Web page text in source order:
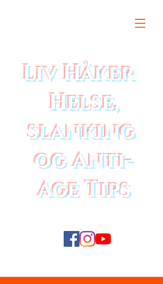
Liv Håker
Helse,
slanking
og Anti-
Age Tips